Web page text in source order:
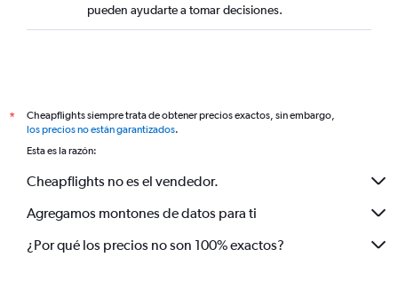
pueden ayudarte a tomar decisiones.
*
Cheapflights siempre trata de obtener precios exactos, sin embargo,
los precios no están garantizados.
Esta es la razón:
Cheapflights no es el vendedor.
Agregamos montones de datos para ti
¿Por qué los precios no son 100% exactos?